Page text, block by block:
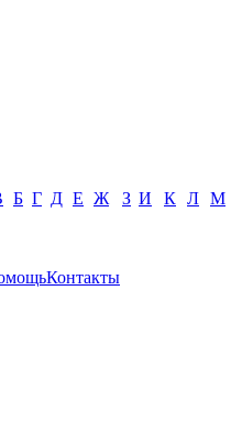
Б Г Д Е Ж З И К Л М
Контакты